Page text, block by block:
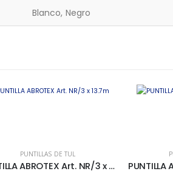
Blanco, Negro
PUNTILLAS DE TUL
PUNTILLA ABROTEX Art. NR/3 x 13.7m